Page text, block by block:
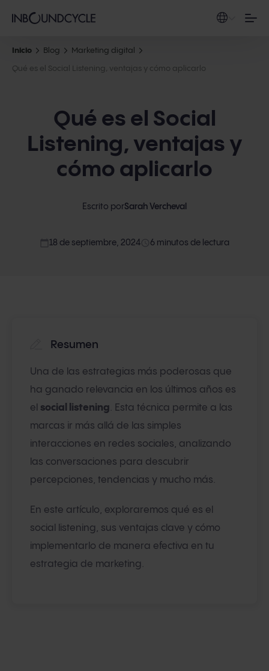
Inicio Blog Marketing digital
Qué es el Social Listening, ventajas y cómo aplicarlo
Qué es el Social
Listening, ventajas y
cómo aplicarlo
Escrito porSarah Vercheval
6 minutos de lectura
18 de septiembre, 2024
Resumen
Una de las estrategias más poderosas que
ha ganado relevancia en los últimos años es
el social listening. Esta técnica permite a las
marcas ir más allá de las simples
interacciones en redes sociales, analizando
las conversaciones para descubrir
percepciones, tendencias y mucho más.
En este artículo, exploraremos qué es el
social listening, sus ventajas clave y cómo
implementarlo de manera efectiva en tu
estrategia de marketing.